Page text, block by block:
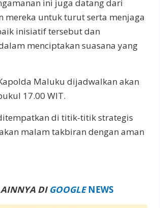
ini juga datang dari
mereka untuk turut serta menjaga
inisiatif tersebut dan
menciptakan suasana yang
Maluku dijadwalkan akan
17.00 WIT.
di titik-titik strategis
malam takbiran dengan aman
DI GOOGLE NEWS